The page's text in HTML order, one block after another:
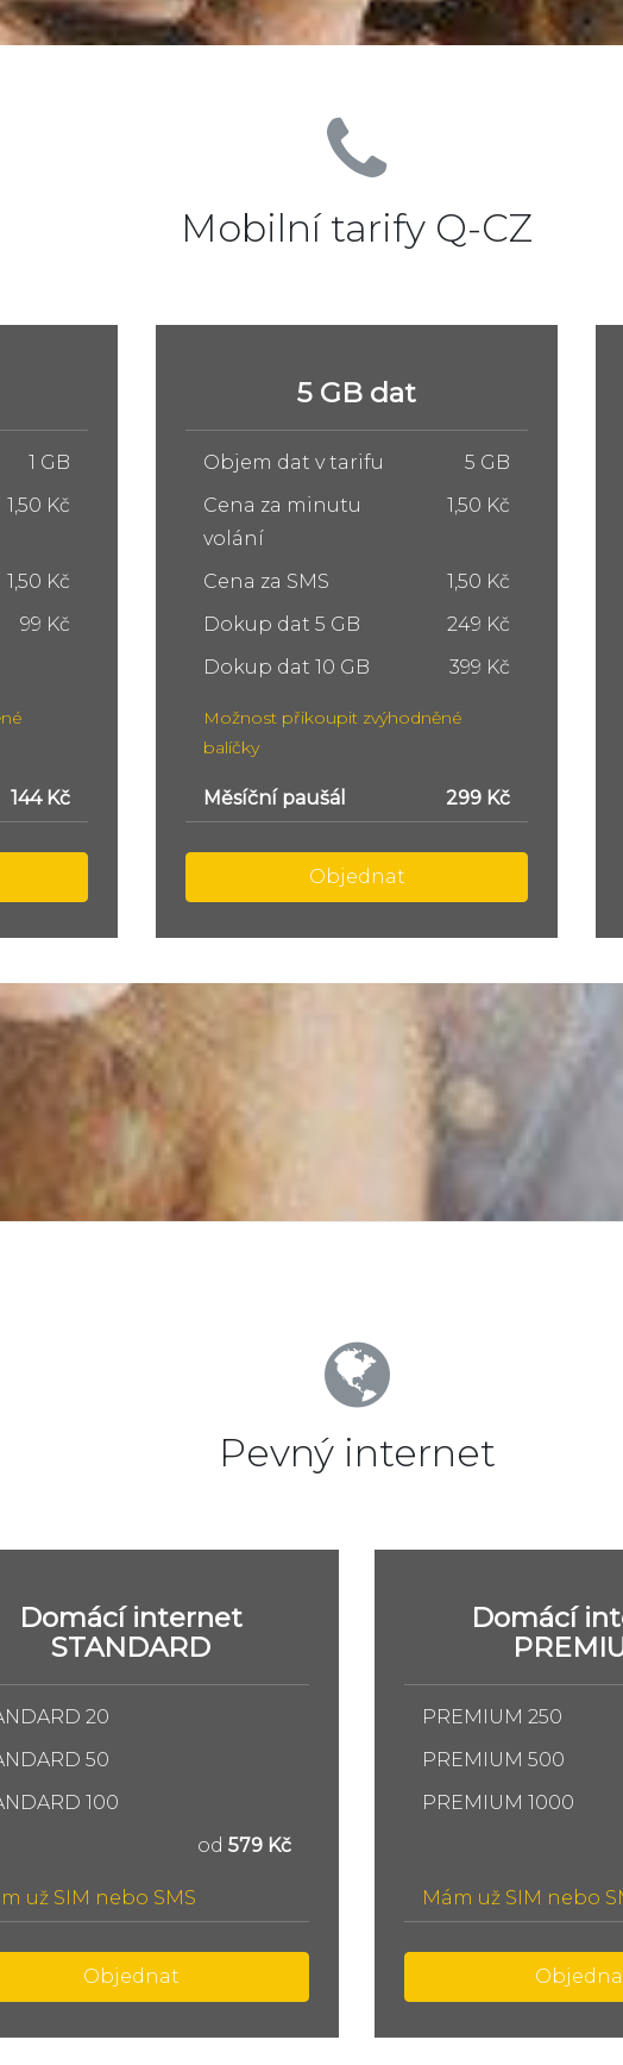
Mobilní tarify Q-CZ
5 GB
1,50 Kč
1,50 Kč
249 Kč
299 Kč
10 GB dat
Objem dat v tarifu
10 GB
Cena za minutu
volání
1,50 Kč
Cena za SMS
1,50 Kč
Dokup dat 5 GB
249 Kč
Dokup dat 10 GB
399 Kč
Možnost přikoupit zvýhodněné
balíčky
Měsíční paušál 449 Kč
Objednat
Pevný internet
Domácí internet
STANDARD
20
50
100
od 579 Kč
už SIM nebo SMS
Objednat
Domácí
PREMIUM 250
PREMIUM 500
PREMIUM 1000
Mám už SIM nebo